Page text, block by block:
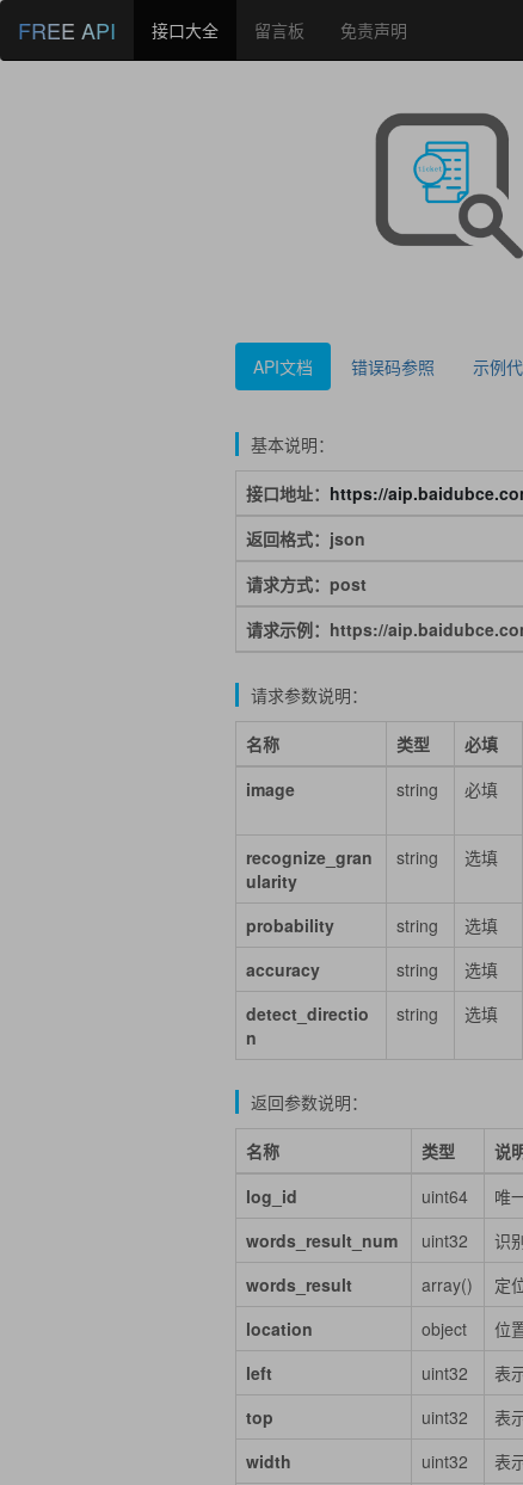
FREE API 接口大全 留言板 免责声明
API文档 错误码参照 示例
基本说明：
接口地址： https://
返回格式：json
请求方式：post
请求示例：https://
请求参数说明：
名称 类型 必填
image
string 必填
recognize_gran
ularity
string 选填
probability string 选填
accuracy
string 选填
detect_directio
n
string 选填
返回参数说明：
名称 类型
说
log_id
uint64
唯
words_result_num
uint32
识
words_result
array()
定
location
object
位
left
uint32
表
top
uint32
表
width
uint32
表